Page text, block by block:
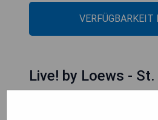
VERFÜGBARKEIT
Live! by Loews -